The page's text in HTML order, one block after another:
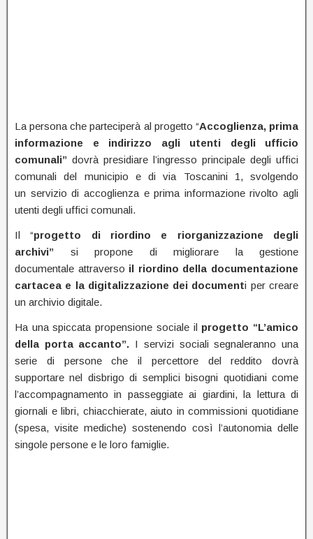
La persona che parteciperà al progetto “Accoglienza, prima
informazione e indirizzo agli utenti degli ufficio
comunali” dovrà presidiare l’ingresso principale degli uffici
comunali del municipio e di via Toscanini 1, svolgendo
un servizio di accoglienza e prima informazione rivolto agli
utenti degli uffici comunali.
Il “progetto di riordino e riorganizzazione degli
archivi” si propone di migliorare la gestione
documentale attraverso il riordino della documentazione
cartacea e la digitalizzazione dei documenti per creare
un archivio digitale.
Ha una spiccata propensione sociale il progetto “L’amico
della porta accanto”. I servizi sociali segnaleranno una
serie di persone che il percettore del reddito dovrà
supportare nel disbrigo di semplici bisogni quotidiani come
l’accompagnamento in passeggiate ai giardini, la lettura di
giornali e libri, chiacchierate, aiuto in commissioni quotidiane
(spesa, visite mediche) sostenendo così l’autonomia delle
singole persone e le loro famiglie.